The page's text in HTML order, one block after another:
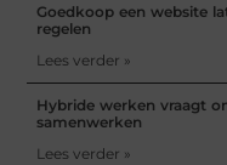
Goedkoop een website
regelen
Lees verder »
Hybride werken vraagt
samenwerken
Lees verder »